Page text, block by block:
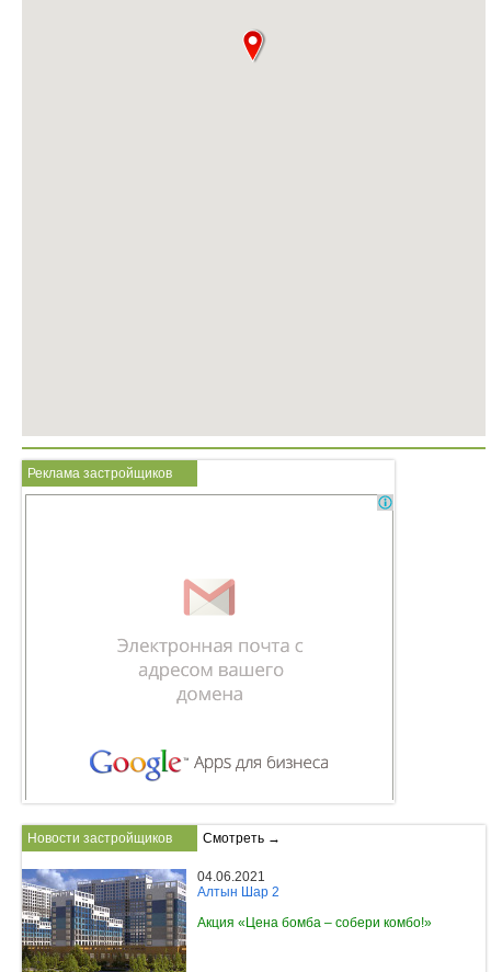
Реклама застройщиков
Новости застройщиков Смотреть →
04.06.2021
Алтын Шар 2
Акция «Цена бомба – собери комбо!»